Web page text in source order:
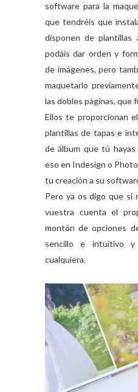
software para la
que tendréis que
disponen de plantillas
podáis dar orden y
de imágenes, pero
maquetarlo
las dobles páginas, que
Ellos te proporcionan
plantillas de tapas e
de álbum que tú
eso en Indesign o
tu creación a su
Pero ya os digo que si
vuestra cuenta el
montón de opciones
sencillo e intuitivo
cualquiera.